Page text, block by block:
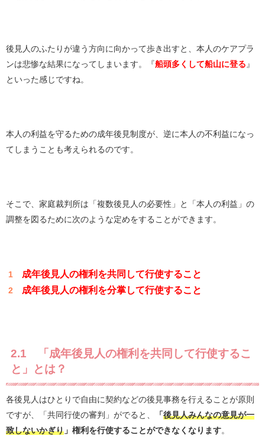
後見人のふたりが違う方向に向かって歩き出すと、本人のケアプラ
ンは悲惨な結果になってしまいます。『船頭多くして船山に登る』
といった感じですね。
本人の利益を守るための成年後見制度が、逆に本人の不利益になっ
てしまうことも考えられるのです。
そこで、家庭裁判所は「複数後見人の必要性」と「本人の利益」の
調整を図るために次のような定めをすることができます。
成年後見人の権利を共同して行使すること
成年後見人の権利を分掌して行使すること
2.1 「成年後見人の権利を共同して行使するこ
と」とは？
各後見人はひとりで自由に契約などの後見事務を行えることが原則
ですが、「共同行使の審判」がでると、
「後見人みんなの意見が一
致しないかぎり 」権利を行使することができなくなります。